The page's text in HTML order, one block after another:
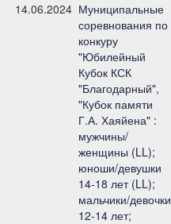
14.06.2024 Муниципальные
соревнования по
конкуру
"Юбилейный
Кубок КСК
"Благодарный",
"Кубок памяти
Г.А. Хаяйена" :
мужчины/
женщины (LL);
юноши/девушки
14-18 лет (LL);
мальчики/девочки
12-14 лет;